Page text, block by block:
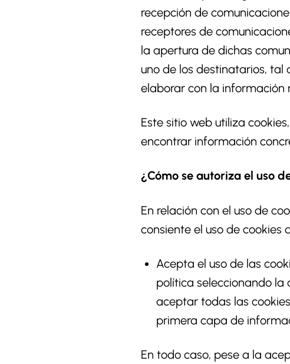
recepción de
receptores de
la apertura de dichas
uno de los destinatarios, tal
elaborar con la
Este sitio web utiliza
encontrar información
¿Cómo se autoriza el uso
En relación con el uso de
consiente el uso de cookies
Acepta el uso de las
política seleccionando la
aceptar todas las
primera capa de
En todo caso, pese a la